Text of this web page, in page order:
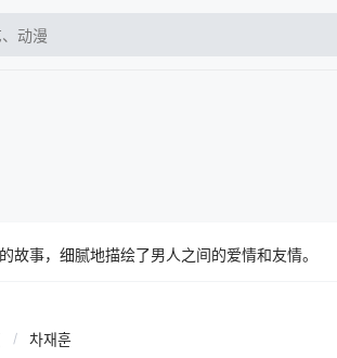
故事，细腻地描绘了男人之间的爱情和友情。
/
차재훈